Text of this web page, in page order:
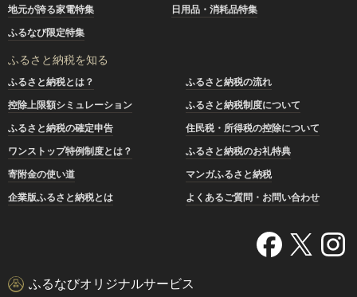
地元が誇る家電特集
日用品・消耗品特集
ふるなび限定特集
ふるさと納税を知る
ふるさと納税とは？
ふるさと納税の流れ
控除上限額シミュレーション
ふるさと納税制度について
ふるさと納税の確定申告
住民税・所得税の控除について
ワンストップ特例制度とは？
ふるさと納税のお礼特典
寄附金の使い道
マンガふるさと納税
企業版ふるさと納税とは
よくあるご質問・お問い合わせ
ふるなびオリジナルサービス